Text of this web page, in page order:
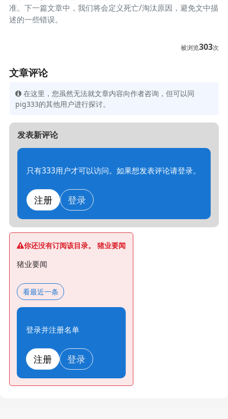
准。下一篇文章中，我们将会定义死亡/淘汰原因，避免文中描
述的一些错误。
被浏览303次
文章评论
在这里，您虽然无法就文章内容向作者咨询，但可以同
pig333的其他用户进行探讨。
发表新评论
只有333用户才可以访问。如果想发表评论请登录。
注册 登录
你还没有订阅该目录。 猪业要闻
猪业要闻
看最近一条
登录并注册名单
注册 登录